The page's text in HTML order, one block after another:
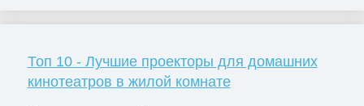
Топ 10 - Лучшие проекторы для домашних
кинотеатров в жилой комнате